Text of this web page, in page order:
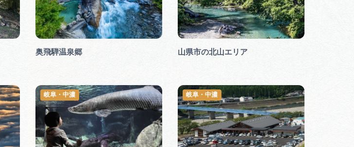
奥飛騨温泉郷 山県市の北山エリア
岐阜・中濃 岐阜・中濃